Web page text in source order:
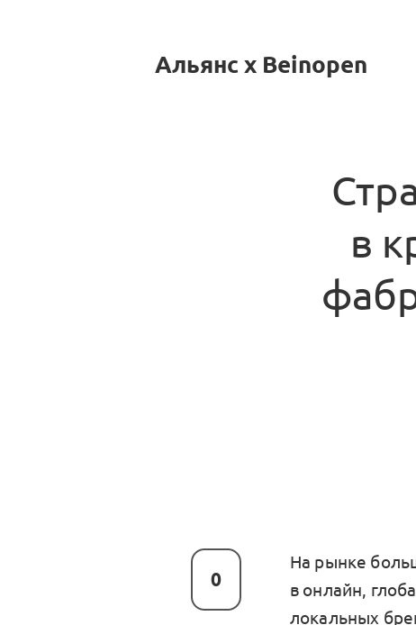
Альянс x Beinopen
в
0
На рынке
в онлайн,
локальных